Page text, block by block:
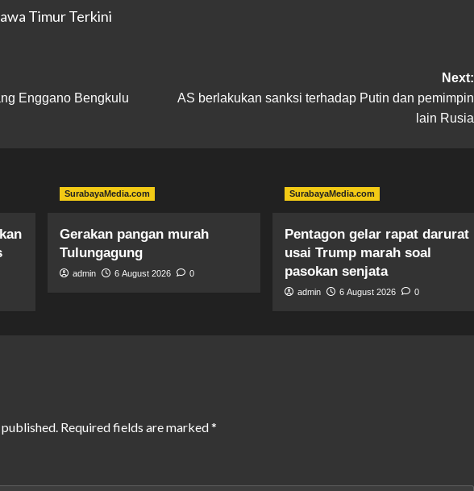
Timur Terkini
Enggano Bengkulu
Next:
AS berlakukan sanksi terhadap Putin dan pemimpin
lain Rusia
SurabayaMedia.com
Gerakan pangan murah
Tulungagung
admin 6 August 2026 0
SurabayaMedia.com
Pentagon gelar rapat darurat
usai Trump marah soal
pasokan senjata
admin 6 August 2026 0
Required fields are marked*